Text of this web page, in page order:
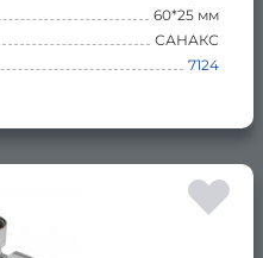
60*25 мм
САНАКС
7124